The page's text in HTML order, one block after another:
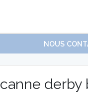
NOUS
canne derby